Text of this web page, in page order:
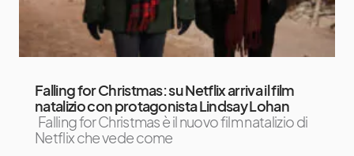
Falling for Christmas: su Netflix arriva il film
natalizio con protagonista Lindsay Lohan
Falling for Christmas è il nuovo film natalizio di
Netflix che vede come